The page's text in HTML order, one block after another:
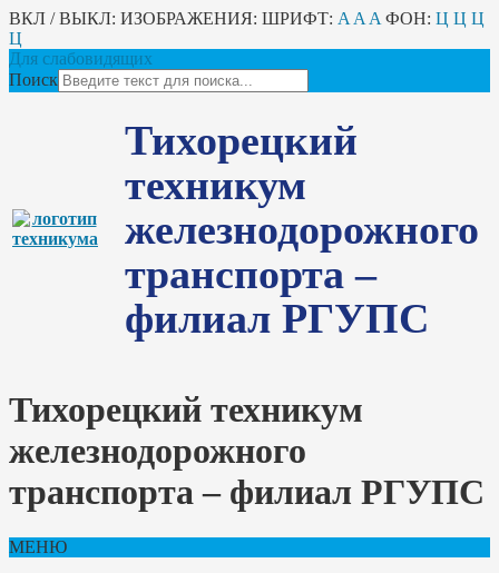
ВКЛ / ВЫКЛ: ИЗОБРАЖЕНИЯ: ШРИФТ: A A A ФОН: Ц Ц Ц
Ц
Для слабовидящих
Поиск
Тихорецкий
техникум
железнодорожного
транспорта –
филиал РГУПС
Тихорецкий техникум
железнодорожного
транспорта – филиал РГУПС
МЕНЮ